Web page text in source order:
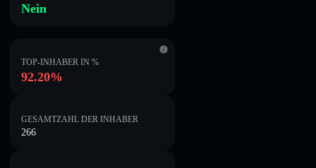
Nein
TOP-INHABER IN %
92.20%
GESAMTZAHL DER INHABER
266